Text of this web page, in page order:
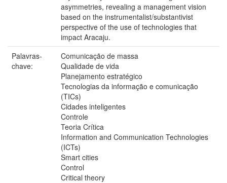
asymmetries, revealing a management vision
based on the instrumentalist/substantivist
perspective of the use of technologies that
impact Aracaju.
Palavras-
chave:
Comunicação de massa
Qualidade de vida
Planejamento estratégico
Tecnologias da informação e comunicação
(TICs)
Cidades inteligentes
Controle
Teoria Crítica
Information and Communication Technologies
(ICTs)
Smart cities
Control
Critical theory